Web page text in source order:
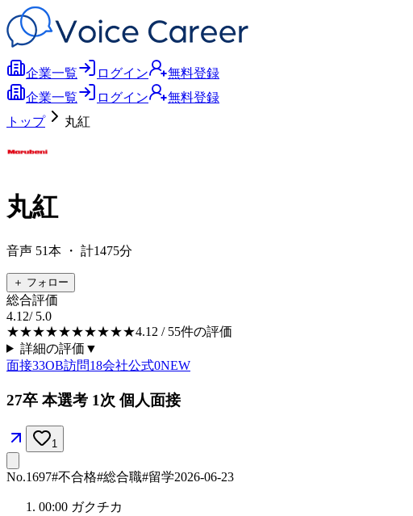
企業一覧 ログイン
無料登録
企業一覧
ログイン
無料登録
トップ
丸紅
丸紅
音声 51本 ・ 計1475分
＋ フォロー
総合評価
4.12/ 5.0
★★★★★★★★★★4.12 / 55件の評価
詳細の評価 ▼
面接33OB訪問18会社公式0NEW
27卒 本選考 1次 個人面接
1
No.1697#不合格#総合職#留学2026-06-23
00:00 ガクチカ